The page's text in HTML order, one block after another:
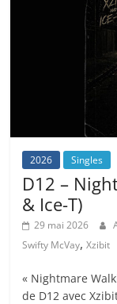
2026 Singles
D12 –
& Ice-T)
29 mai 2026
Swifty McVay,Xzibit
« Nightmare
de D12 avec